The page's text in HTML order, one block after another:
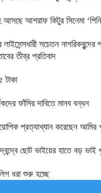
আসছে আশরাফ কিটুর সিনেমা
লাইসেন্সধারী সচেতন
তীব্র প্রতিবাদ
ফাঁসির দাবিতে মানব বন্ধন
প্রত্যাখ্যান করেছেন আমির
ছোট ভাইয়ের হাতে বড় ভাই
ধরা শুরু হচ্ছে